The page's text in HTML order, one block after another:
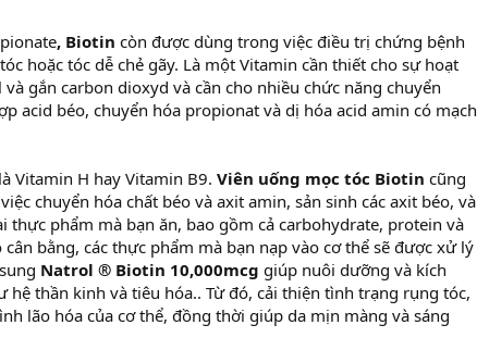
, Biotin còn được dùng trong việc điều trị chứng bệnh
hoặc tóc dễ chẻ gãy. Là một Vitamin cần thiết cho sự hoạt
gắn carbon dioxyd và cần cho nhiều chức năng chuyển
acid béo, chuyển hóa propionat và dị hóa acid amin có mạch
Vitamin H hay Vitamin B9. Viên uống mọc tóc Biotin cũng
chuyển hóa chất béo và axit amin, sản sinh các axit béo, và
phẩm mà bạn ăn, bao gồm cả carbohydrate, protein và
bằng, các thực phẩm mà bạn nạp vào cơ thể sẽ được xử lý
Natrol ® Biotin 10,000mcg giúp nuôi dưỡng và kích
thần kinh và tiêu hóa.. Từ đó, cải thiện tình trạng rụng tóc,
lão hóa của cơ thể, đồng thời giúp da mịn màng và sáng